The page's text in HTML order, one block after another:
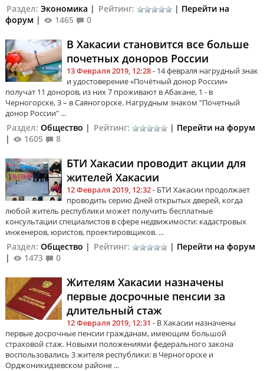
Раздел: Экономика | Рейтинг: | Перейти на
форум | 1465 0
В Хакасии становится все больше
почетных доноров России
13 Февраля 2019, 12:28- 14 февраля нагрудный знак
и удостоверение «Почётный донор России»
получат 11 доноров, из них 7 проживают в Абакане, 1 - в
Черногорске, 3 – в Саяногорске. Нагрудным знаком "Почетный
донор России" ...
Раздел: Общество | Рейтинг: | Перейти на форум
|
1605 8
БТИ Хакасии проводит акции для
жителей Хакасии
12 Февраля 2019, 12:32- БТИ Хакасии продолжает
проводить серию Дней открытых дверей, когда
любой житель республики может получить бесплатные
консультации специалистов в сфере недвижимости: кадастровых
инженеров, юристов, проектировщиков. ...
Раздел: Общество | Рейтинг: | Перейти на форум
|
1473 0
Жителям Хакасии назначены
первые досрочные пенсии за
длительный стаж
12 Февраля 2019, 12:31 - В Хакасии назначены
первые досрочные пенсии гражданам, имеющим большой
страховой стаж. Новыми положениями федерального закона
воспользовались 3 жителя республики: в Черногорске и
Орджоникидзевском районе ...